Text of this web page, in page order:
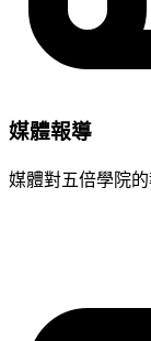
媒體報導
媒體對五倍學院